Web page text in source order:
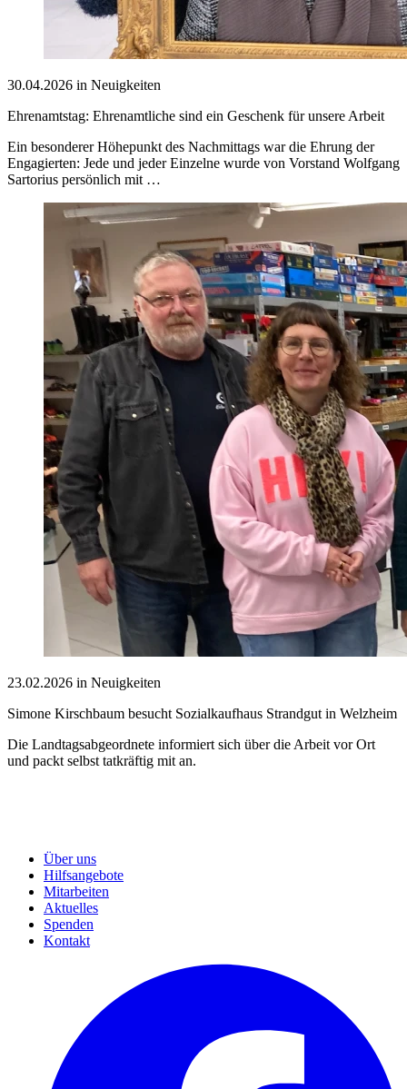
30.04.2026 in Neuigkeiten
Ehrenamtstag: Ehrenamtliche sind ein Geschenk für unsere Arbeit
Ein besonderer Höhepunkt des Nachmittags war die Ehrung der
Engagierten: Jede und jeder Einzelne wurde von Vorstand Wolfgang
Sartorius persönlich mit …
23.02.2026 in Neuigkeiten
Simone Kirschbaum besucht Sozialkaufhaus Strandgut in Welzheim
Die Landtagsabgeordnete informiert sich über die Arbeit vor Ort
und packt selbst tatkräftig mit an.
Über uns
Hilfsangebote
Mitarbeiten
Aktuelles
Spenden
Kontakt